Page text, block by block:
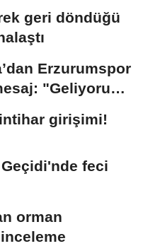
geri döndüğü
Erzurumspor
"Geliyorum
girişimi!
feci
orman